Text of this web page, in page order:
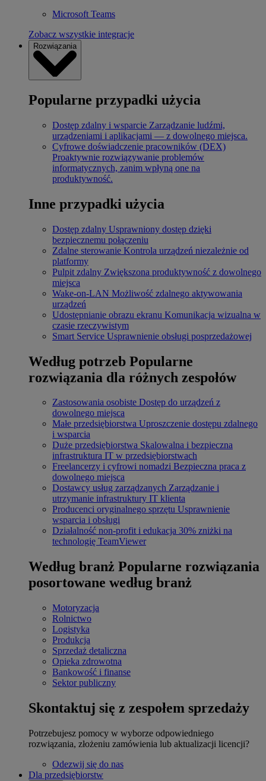
Microsoft Teams
Zobacz wszystkie integracje
Rozwiązania
Popularne przypadki użycia
Dostęp zdalny i wsparcie Zarządzanie ludźmi,
urządzeniami i aplikacjami — z dowolnego miejsca.
Cyfrowe doświadczenie pracowników (DEX)
Proaktywnie rozwiązywanie problemów
informatycznych, zanim wpłyną one na
produktywność.
Inne przypadki użycia
Dostęp zdalny Usprawniony dostęp dzięki
bezpiecznemu połączeniu
Zdalne sterowanie Kontrola urządzeń niezależnie od
platformy
Pulpit zdalny Zwiększona produktywność z dowolnego
miejsca
Wake-on-LAN Możliwość zdalnego aktywowania
urządzeń
Udostępnianie obrazu ekranu Komunikacja wizualna w
czasie rzeczywistym
Smart Service Usprawnienie obsługi posprzedażowej
Według potrzeb Popularne
rozwiązania dla różnych zespołów
Zastosowania osobiste Dostęp do urządzeń z
dowolnego miejsca
Małe przedsiębiorstwa Uproszczenie dostępu zdalnego
i wsparcia
Duże przedsiębiorstwa Skalowalna i bezpieczna
infrastruktura IT w przedsiębiorstwach
Freelancerzy i cyfrowi nomadzi Bezpieczna praca z
dowolnego miejsca
Dostawcy usług zarządzanych Zarządzanie i
utrzymanie infrastruktury IT klienta
Producenci oryginalnego sprzętu Usprawnienie
wsparcia i obsługi
Działalność non-profit i edukacja 30% zniżki na
technologię TeamViewer
Według branż Popularne rozwiązania
posortowane według branż
Motoryzacja
Rolnictwo
Logistyka
Produkcja
Sprzedaż detaliczna
Opieka zdrowotna
Bankowość i finanse
Sektor publiczny
Skontaktuj się z zespołem sprzedaży
Potrzebujesz pomocy w wyborze odpowiedniego
rozwiązania, złożeniu zamówienia lub aktualizacji licencji?
Odezwij się do nas
Dla przedsiębiorstw